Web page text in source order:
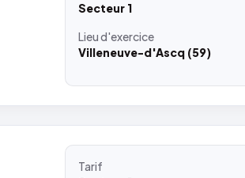
Secteur 1
Lieud'exercice
Villeneuve-d'Ascq (59)
Tarif